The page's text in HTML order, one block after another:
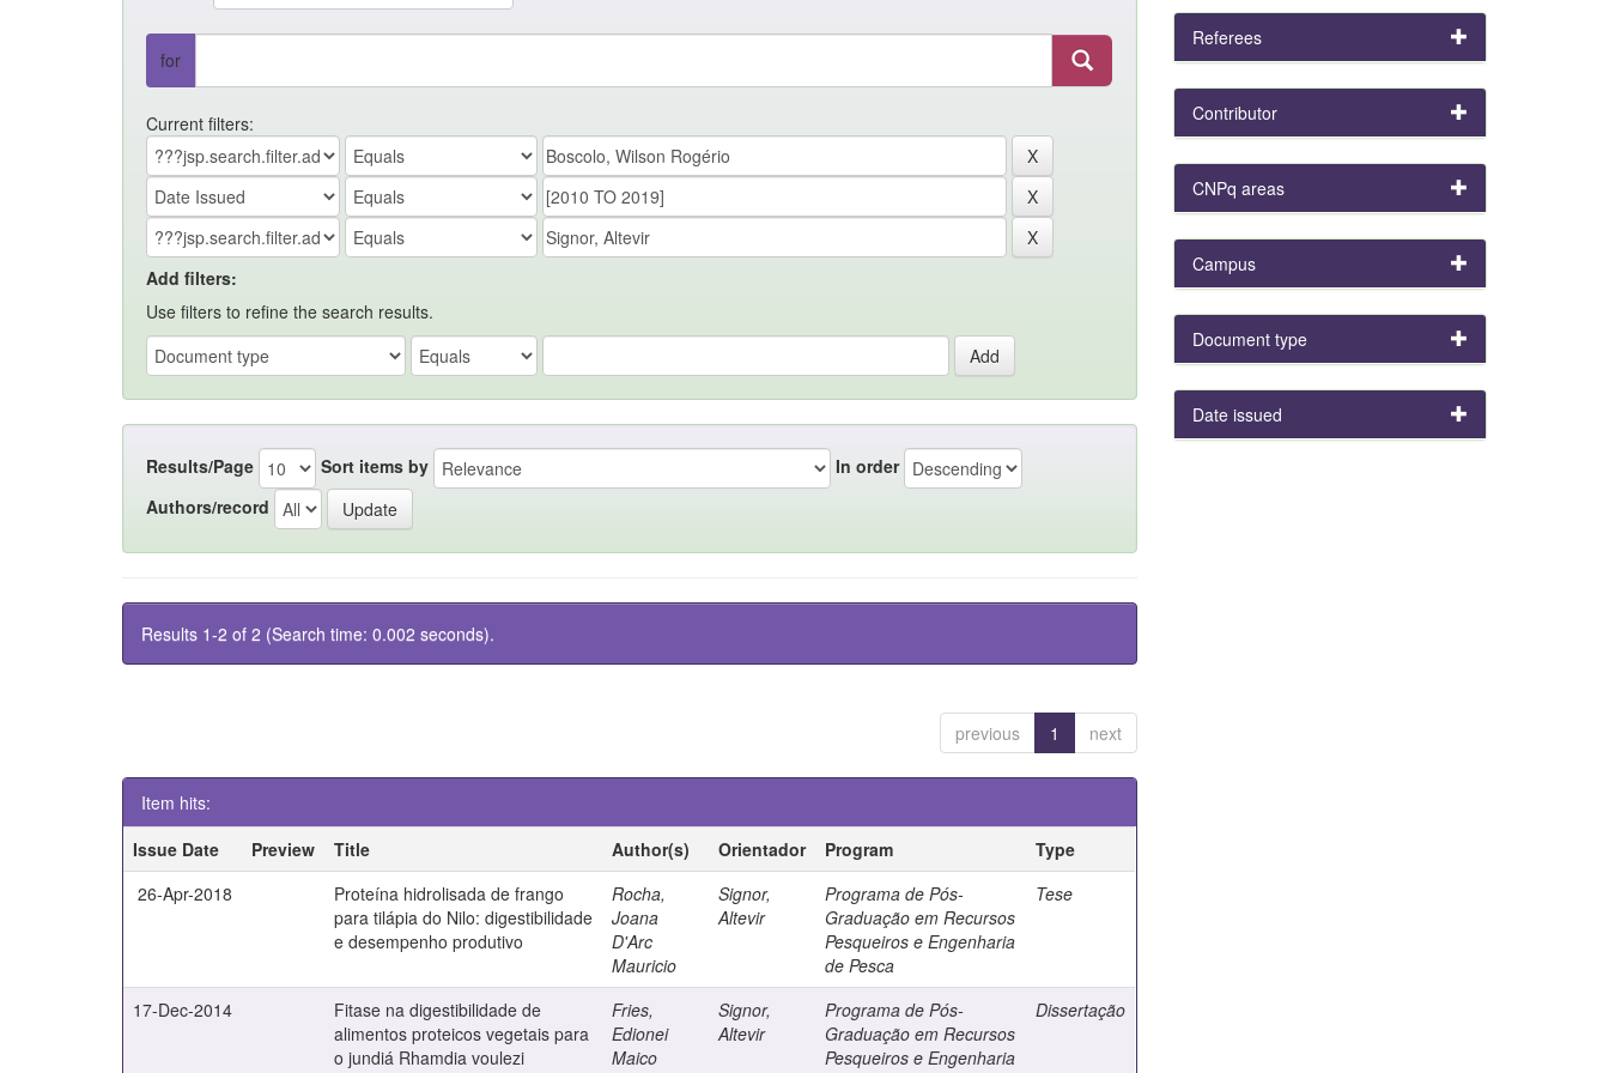
for
Current filters:
Add filters:
Use filters to refine the search results.
Results/Page Sort items by
In order
Authors/record
Results 1-2 of 2 (Search time: 0.002 seconds).
previous 1 next
Item hits:
Issue Date
Preview Title Author(s) Orientador Program
Type
26-Apr-2018
Proteína hidrolisada de frango
para tilápia do Nilo: digestibilidade
e desempenho produtivo
Rocha,
Joana
D'Arc
Mauricio
Signor,
Altevir
Programa de Pós-
Graduação em Recursos
Pesqueiros e Engenharia
de Pesca
Tese
17-Dec-2014
Fitase na digestibilidade de
alimentos proteicos vegetais para
o jundiá Rhamdia voulezi
Fries,
Edionei
Maico
Signor,
Altevir
Programa de Pós-
Graduação em Recursos
Pesqueiros e Engenharia
Dissertação
Referees
Contributor
CNPq areas
Campus
Document type
Date issued